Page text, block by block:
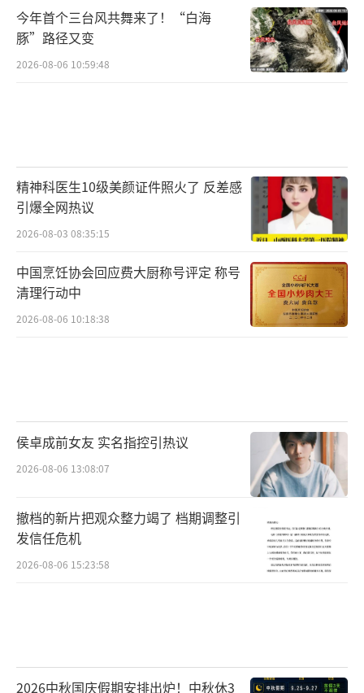
今年首个三台风共舞来了！“白海
豚”路径又变
2026-08-06 10:59:48
精神科医生10级美颜证件照火了 反差感
引爆全网热议
2026-08-03 08:35:15
中国烹饪协会回应费大厨称号评定 称号
清理行动中
2026-08-06 10:18:38
侯卓成前女友 实名指控引热议
2026-08-06 13:08:07
撤档的新片把观众整力竭了 档期调整引
发信任危机
2026-08-06 15:23:58
2026中秋国庆假期安排出炉！中秋休3